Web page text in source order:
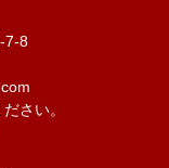
7-8
さい。